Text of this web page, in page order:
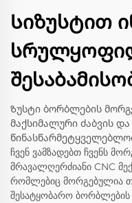
Სიზუსტით
Ზუსტი ბორბლების
მაქსიმალური ძაბვის
ჩვენ ვამზადებთ ჩვენს
მრავალღერძიანი CNC
რომლებიც მორგებულია
შესატყობარო